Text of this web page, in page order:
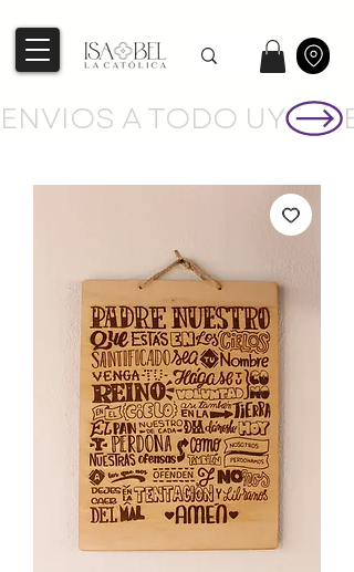
ENVIOS A TODO UY